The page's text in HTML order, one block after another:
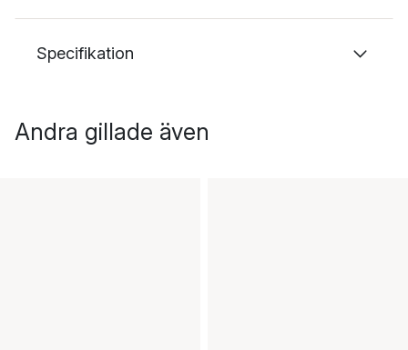
Specifikation
Andra gillade även